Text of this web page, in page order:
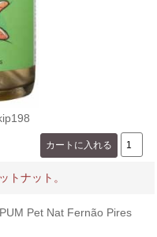
トナット。
Pet Nat Fernão Pires